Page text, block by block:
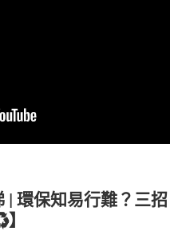
| 環保知易行難？三招